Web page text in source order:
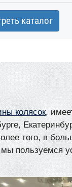
каталог
колясок,
того, в
пользуемся